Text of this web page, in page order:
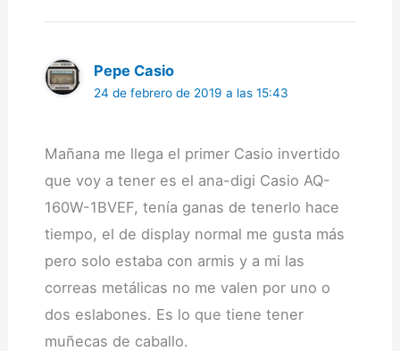
Pepe Casio
24 de febrero de 2019 a las 15:43
Mañana me llega el primer Casio invertido
que voy a tener es el ana-digi Casio AQ-
160W-1BVEF, tenía ganas de tenerlo hace
tiempo, el de display normal me gusta más
pero solo estaba con armis y a mi las
correas metálicas no me valen por uno o
dos eslabones. Es lo que tiene tener
muñecas de caballo.